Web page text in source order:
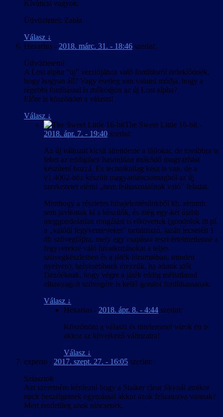
Kíváncsi vagyok.
Üdvözlettel: Zabla
Válasz ↓
Hexarius - 2018. márc. 31. - 18:46 szerint:
Üdvözletem!
A Lost alpha “új” verziójához való fordításról érdeklődnék,
hogy hogyan áll? Vagy esetleg van valami módja, hogy a
régebbi fordítással is működjön az új Lost alpha?
Előre is köszönöm a választ!
Válasz ↓
The Sweet Little 16-bit -
2018. ápr. 7. - 19:40 szerint:
Az új változat kicsit átrendezte a fájlokat, de továbbra is
lehet az eddigihez hasonlóan működő magyarítást
készíteni hozzá. Ez technikailag kész is van, de a
v1.4002-höz készült magyarításcsomagból az új
szerkezetet elérni „nem felhasználónak való” feladat.
Minthogy a részletes hibajelentésünkből kb. semmit
sem javítottak ki a készítők, és még egy-két újabb
meggondolatlan rongálást is elkövettek (gondolok itt pl.
a „valódi fegyverneveket” tartalmazó, lazán lecserélt 1
db szövegfájlra, mely egy csapásra teszi értelmetlenné a
fegyverekre való hivatkozásokat a teljes
szövegkészletben és a játék fórumaiban, minden
nyelven), helyesebbnek érezzük, ha adunk időt
Dezóéknak, hogy végre a játék eddig méltatlanul
elhanyagolt szövegére is kellő gondot fordíthassanak.
Válasz ↓
Hexarius - 2018. ápr. 8. - 4:44 szerint:
Köszönöm a választ és türelemmel várok én is
akkor az következő változatra!
Válasz ↓
experto - 2017. szept. 27. - 16:05 szerint:
Sziasztok
Azt szeretném kérdezni hogy a Stalker clear Skynál amikor
npck beszélgetnek egymással akkor azok feliratozva vannak?
Mert eredetileg azok nincsenek.